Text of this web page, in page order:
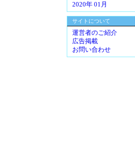
2020年 01月
サイトについて
運営者のご紹介
広告掲載
お問い合わせ